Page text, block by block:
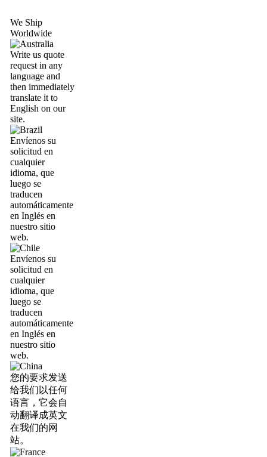
We Ship
Worldwide
Write us quote
request in any
language and
then immediately
translate it to
English on our
site.
Envíenos su
solicitud en
cualquier
idioma, que
luego se
traducen
automáticamente
en Inglés en
nuestro sitio
web.
Envíenos su
solicitud en
cualquier
idioma, que
luego se
traducen
automáticamente
en Inglés en
nuestro sitio
web.
您的要求发送
给我们以任何
语言，它会自
动翻译成英文
在我们的网
站。